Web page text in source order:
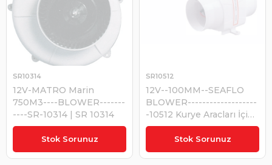
Stok Sorunuz
12V-MATRO Marin
750M3----BLOWER-------
----SR-10314 | SR 10314
SR10314
₺8.691,98 Stok Sorunuz
12V--100MM--SEAFLO
BLOWER-------------------
-10512 Kurye Aracları İçin |
SR 10512
SR10512
₺1.799,60